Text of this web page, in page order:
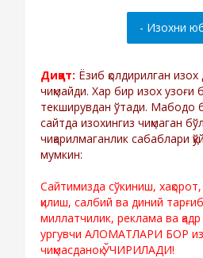
Диққат: Ёзиб қолдирилган
чиқмайди. Хар бир изох узоғи
текширувдан ўтади. Мабодо
сайтда изохингиз чиқмаган
чиқарилмаганлик сабаблари
мумкин:
Сайтимизда сўкиниш,
қилиш, салбий ва диний
миллатчилик, реклама ва қадр
ургувчи АЛОМАТЛАРИ БОР
чиқмасданоқ ЎЧИРИЛАДИ!